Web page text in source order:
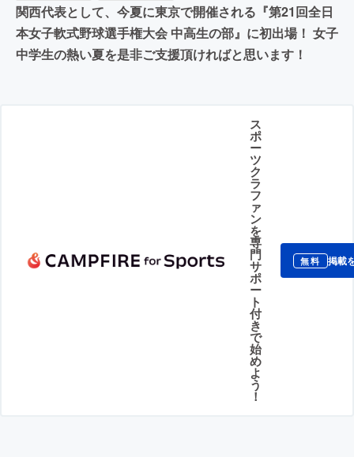
関西代表として、今夏に東京で開催される『第21回全日
本女子軟式野球選手権大会 中高生の部』に初出場！ 女子
中学生の熱い夏を是非ご支援頂ければと思います！
ス
ポ
ー
ツ
ク
ラ
フ
ァ
ン
を
専
門
サ
ポ
ー
ト
付
き
で
始
め
よ
う
！
無料 掲載